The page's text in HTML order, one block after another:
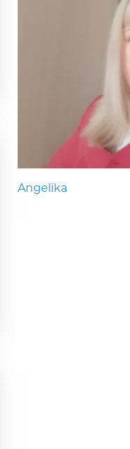
Angelika